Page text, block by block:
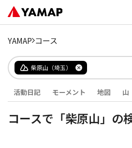
YAMAP コース
柴原山（埼玉）
活動日記 モーメント 地図 山
コースで「柴原山」の